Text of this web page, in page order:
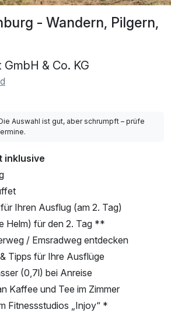
- Wandern, Pilgern,
& Co. KG
Auswahl ist gut, aber schrumpft – prüfe
inklusive
Ihren Ausflug (am 2. Tag)
Helm) für den 2. Tag **
/ Emsradweg entdecken
Tipps für Ihre Ausflüge
(0,7l) bei Anreise
Kaffee und Tee im Zimmer
Fitnessstudios „Injoy“ *